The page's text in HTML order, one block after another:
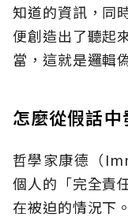
知道的資訊，同
便創造出了聽起
當，這就是邏輯
怎麼從假話中
哲學家康德（
個人的「完全責
在被迫的情況下。